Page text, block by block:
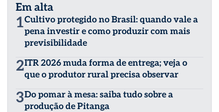
Em alta
1Cultivo protegido no Brasil: quando vale a
pena investir e como produzir com mais
previsibilidade
2ITR 2026 muda forma de entrega; veja o
que o produtor rural precisa observar
3Do pomar à mesa: saiba tudo sobre a
produção de Pitanga